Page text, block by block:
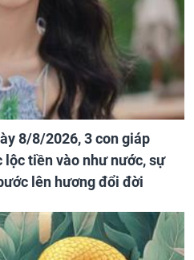
8/8/2026, 3 con giáp
lộc tiền vào như nước, sự
lên hương đổi đời